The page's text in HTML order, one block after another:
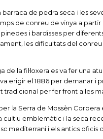
barraca de pedra seca i les
de conreu de vinya a partir
i bardisses per
les dificultats del
de la fil·loxera es va fer una
erigir el 1886 per demanar i
tradicional per fer front a les
la Serra de Mossèn
emblemàtic i la seca
mediterrani i els antics oficis